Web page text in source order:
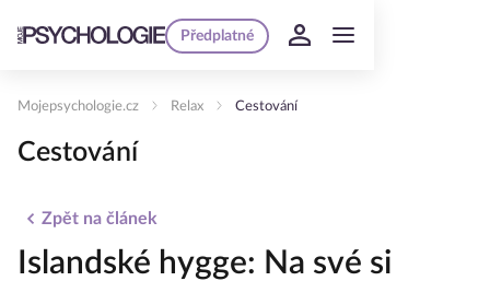
Předplatné
Mojepsychologie.cz Relax Cestování
Cestování
Zpět na článek
Islandské hygge: Na své si